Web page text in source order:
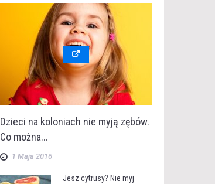
Dzieci na koloniach nie myją zębów.
Co można...
1 Maja 2016
Jesz cytrusy? Nie myj